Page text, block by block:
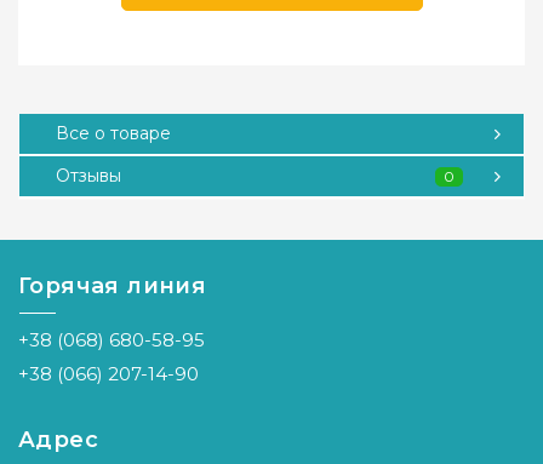
Все о товаре
Отзывы
0
Горячая линия
+38 (068) 680-58-95
+38 (066) 207-14-90
Адрес